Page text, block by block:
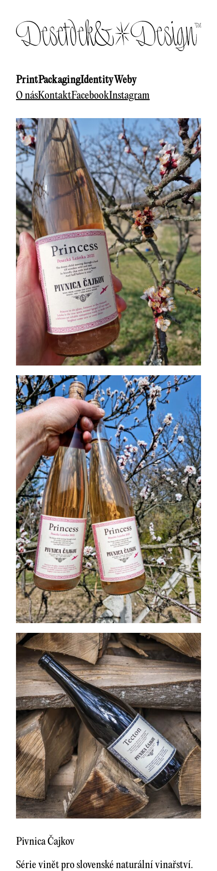
obsah
PrintPackagingIdentityWeby
O násKontaktFacebookInstagram
Pivnica Čajkov
Série vinět pro slovenské naturální vinařství.